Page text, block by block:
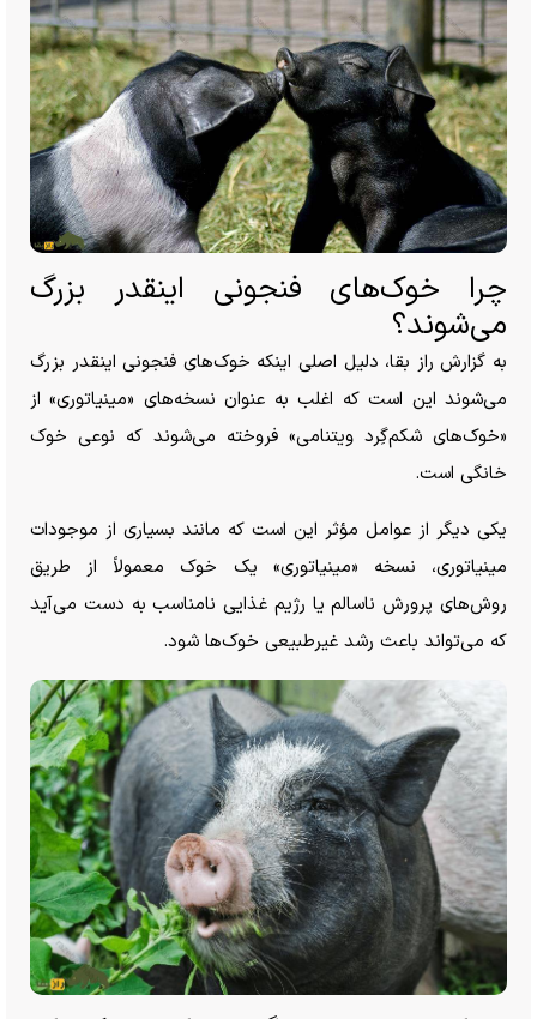
چرا خوک‌های فنجونی اینقدر بزرگ
می‌شوند؟
به گزارش راز بقا، دلیل اصلی اینکه خوک‌های فنجونی اینقدر بزرگ
می‌شوند این است که اغلب به عنوان نسخه‌های «مینیاتوری» از
«خوک‌های شکم‌گِرد ویتنامی» فروخته می‌شوند که نوعی خوک
خانگی است.
یکی دیگر از عوامل مؤثر این است که مانند بسیاری از موجودات
مینیاتوری، نسخه «مینیاتوری» یک خوک معمولاً از طریق
روش‌های پرورش ناسالم یا رژیم غذایی نامناسب به دست می‌آید
که می‌تواند باعث رشد غیرطبیعی خوک‌ها شود.